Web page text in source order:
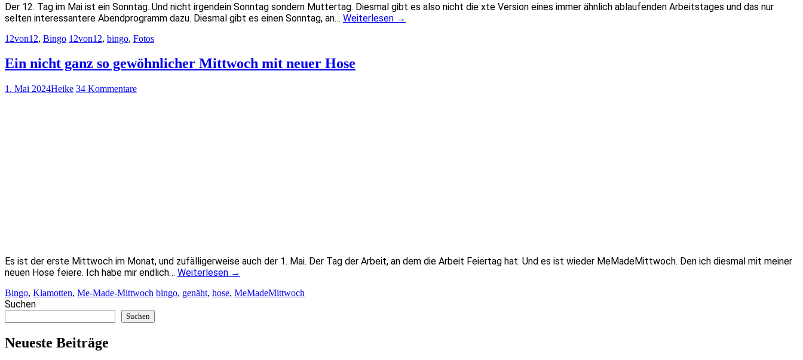
Der 12. Tag im Mai ist ein Sonntag. Und nicht irgendein Sonntag sondern Muttertag. Diesmal gibt es also nicht die xte Version eines immer ähnlich ablaufenden Arbeitstages und das nur
selten interessantere Abendprogramm dazu. Diesmal gibt es einen Sonntag, an… Weiterlesen →
12von12, Bingo 12von12, bingo, Fotos
Ein nicht ganz so gewöhnlicher Mittwoch mit neuer Hose
1. Mai 2024Heike 34 Kommentare
Es ist der erste Mittwoch im Monat, und zufälligerweise auch der 1. Mai. Der Tag der Arbeit, an dem die Arbeit Feiertag hat. Und es ist wieder MeMadeMittwoch. Den ich diesmal mit meiner
neuen Hose feiere. Ich habe mir endlich… Weiterlesen →
Bingo, Klamotten, Me-Made-Mittwoch bingo, genäht, hose, MeMadeMittwoch
Suchen
Suchen
Neueste Beiträge